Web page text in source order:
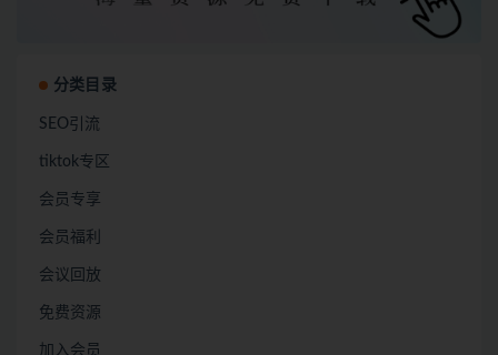
分类目录
SEO引流
tiktok专区
会员专享
会员福利
会议回放
免费资源
加入会员